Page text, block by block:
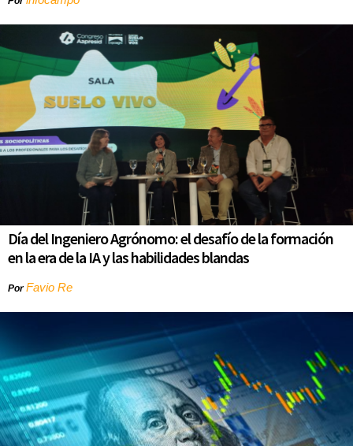
Día del Ingeniero Agrónomo: el desafío de la formación
en la era de la IA y las habilidades blandas
PorFavio Re